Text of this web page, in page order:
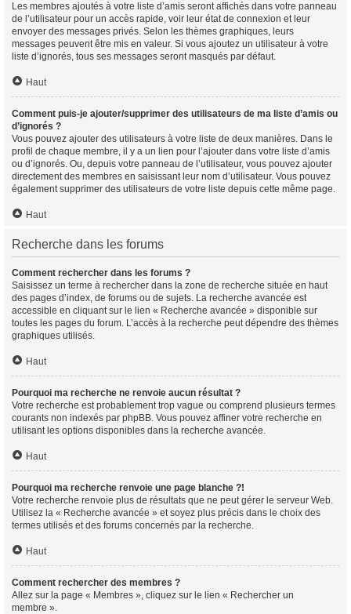
Les membres ajoutés à votre liste d’amis seront affichés dans votre panneau
de l’utilisateur pour un accès rapide, voir leur état de connexion et leur
envoyer des messages privés. Selon les thèmes graphiques, leurs
messages peuvent être mis en valeur. Si vous ajoutez un utilisateur à votre
liste d’ignorés, tous ses messages seront masqués par défaut.
Haut
Comment puis-je ajouter/supprimer des utilisateurs de ma liste d’amis ou
d’ignorés ?
Vous pouvez ajouter des utilisateurs à votre liste de deux manières. Dans le
profil de chaque membre, il y a un lien pour l’ajouter dans votre liste d’amis
ou d’ignorés. Ou, depuis votre panneau de l’utilisateur, vous pouvez ajouter
directement des membres en saisissant leur nom d’utilisateur. Vous pouvez
également supprimer des utilisateurs de votre liste depuis cette même page.
Haut
Recherche dans les forums
Comment rechercher dans les forums ?
Saisissez un terme à rechercher dans la zone de recherche située en haut
des pages d’index, de forums ou de sujets. La recherche avancée est
accessible en cliquant sur le lien « Recherche avancée » disponible sur
toutes les pages du forum. L’accès à la recherche peut dépendre des thèmes
graphiques utilisés.
Haut
Pourquoi ma recherche ne renvoie aucun résultat ?
Votre recherche est probablement trop vague ou comprend plusieurs termes
courants non indexés par phpBB. Vous pouvez affiner votre recherche en
utilisant les options disponibles dans la recherche avancée.
Haut
Pourquoi ma recherche renvoie une page blanche ?!
Votre recherche renvoie plus de résultats que ne peut gérer le serveur Web.
Utilisez la « Recherche avancée » et soyez plus précis dans le choix des
termes utilisés et des forums concernés par la recherche.
Haut
Comment rechercher des membres ?
Allez sur la page « Membres », cliquez sur le lien « Rechercher un
membre ».